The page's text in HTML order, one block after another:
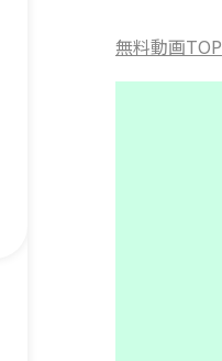
無料動画TOP